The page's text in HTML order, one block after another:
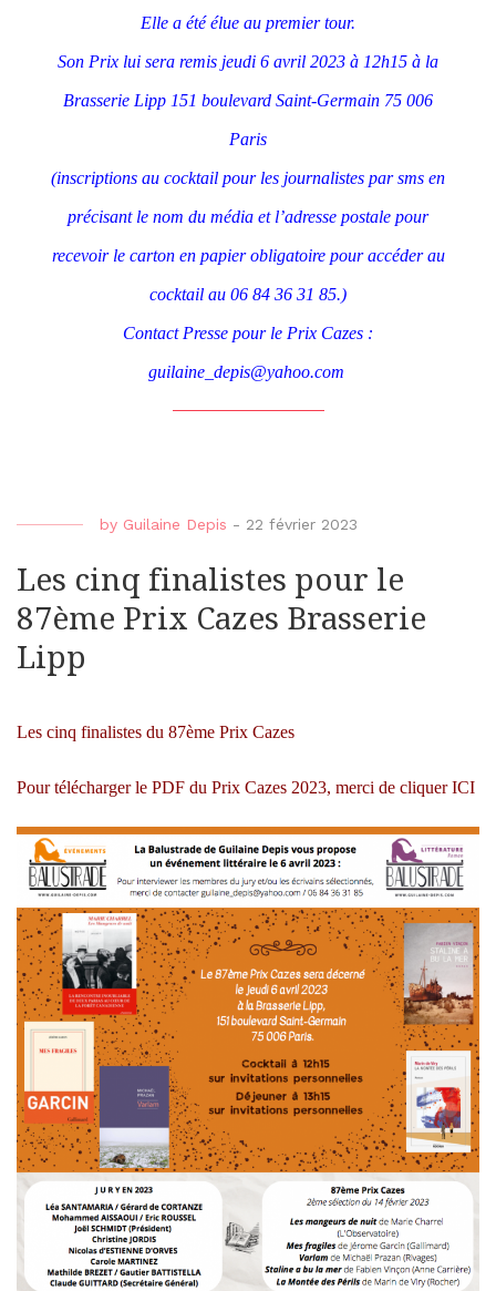
Elle a été élue au premier tour.
Son Prix lui sera remis jeudi 6 avril 2023 à 12h15 à la
Brasserie Lipp 151 boulevard Saint-Germain 75 006
Paris
(inscriptions au cocktail pour les journalistes par sms en
précisant le nom du média et l’adresse postale pour
recevoir le carton en papier obligatoire pour accéder au
cocktail au 06 84 36 31 85.)
Contact Presse pour le Prix Cazes :
guilaine_depis@yahoo.com
by Guilaine Depis - 22 février 2023
Les cinq finalistes pour le
87ème Prix Cazes Brasserie
Lipp
Les cinq finalistes du 87ème Prix Cazes
Pour télécharger le PDF du Prix Cazes 2023, merci de cliquerICI